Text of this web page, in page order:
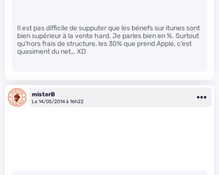
Il est pas difficile de supputer que les bénefs sur itunes sont
bien supérieur à la vente hard. Je parles bien en %. Surtout
qu’hors frais de structure, les 30% que prend Apple, c’est
quasiment du net… XD
misterB
Le 14/05/2014 à 16h22